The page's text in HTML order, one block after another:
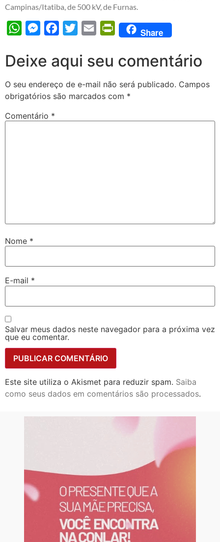
Campinas/Itatiba, de 500 kV, de Furnas.
WhatsAppMessengerFacebook
Twitter Email PrintFriendly
Share
Deixe aqui seu comentário
O seu endereço de e-mail não será publicado. Campos
obrigatórios são marcados com *
Comentário *
Nome *
E-mail *
Salvar meus dados neste navegador para a próxima vez
que eu comentar.
Este site utiliza o Akismet para reduzir spam. Saiba
como seus dados em comentários são processados.